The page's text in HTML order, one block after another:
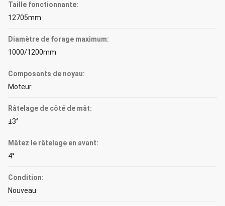
Taille fonctionnante:
12705mm
Diamètre de forage maximum:
1000/1200mm
Composants de noyau:
Moteur
Râtelage de côté de mât:
±3°
Mâtez le râtelage en avant:
4°
Condition:
Nouveau